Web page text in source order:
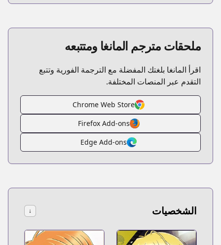
ملحقات مترجم المانغا ومتتبعه
اقرأ المانغا بلغتك المفضلة مع الترجمة الفورية وتتبع
التقدم عبر المنصات المختلفة.
Chrome Web Store
Firefox Add-ons
Edge Add-ons
الشخصيات ↓